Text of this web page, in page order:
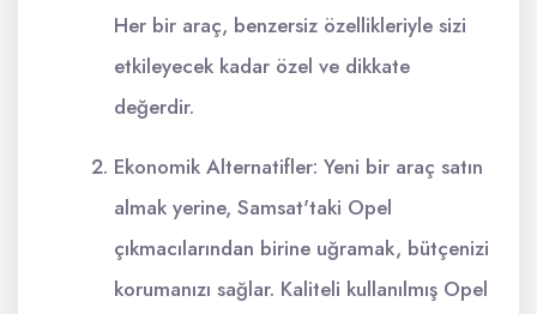
Her bir araç, benzersiz özellikleriyle sizi
etkileyecek kadar özel ve dikkate
değerdir.
Ekonomik Alternatifler: Yeni bir araç satın
almak yerine, Samsat'taki Opel
çıkmacılarından birine uğramak, bütçenizi
korumanızı sağlar. Kaliteli kullanılmış Opel